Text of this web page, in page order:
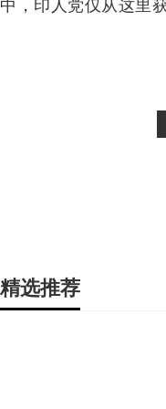
中，印人党仅从这里
精选推荐